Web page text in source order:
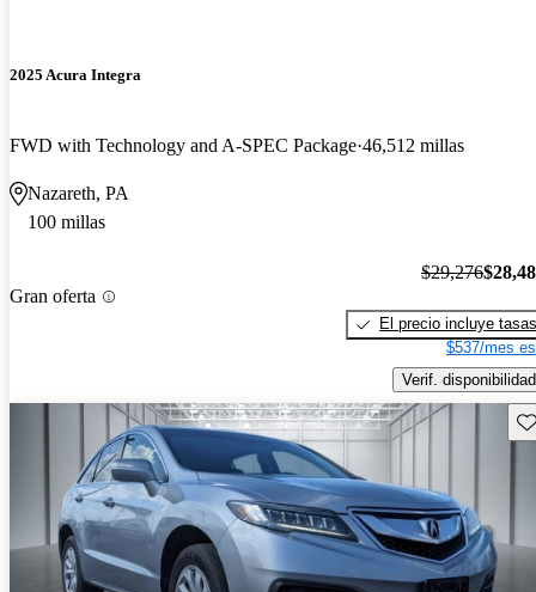
2025 Acura Integra
FWD with Technology and A-SPEC Package 46,512 millas
Nazareth, PA
100 millas
Gran oferta
$29,276
El precio incluye tasas
$537/mes
Verif. disponibilidad